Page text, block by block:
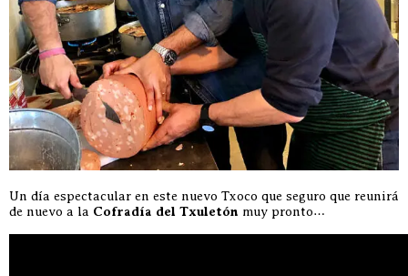
Un día espectacular en este nuevo Txoco que seguro que reunirá
de nuevo a la Cofradía del Txuletón muy pronto…